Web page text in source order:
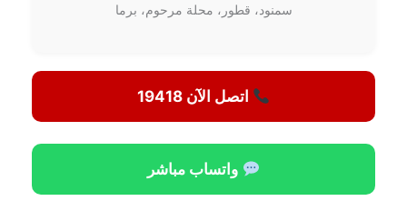
سمنود، قطور، محلة مرحوم، برما
اتصل الآن 19418
واتساب مباشر